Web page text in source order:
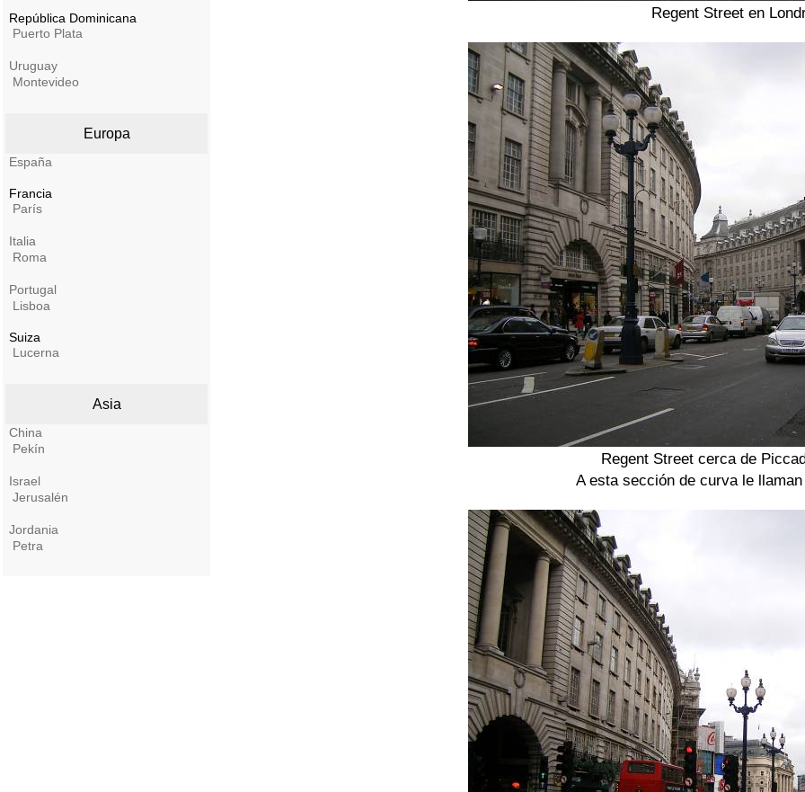
República Dominicana
Puerto Plata
Uruguay
Montevideo
Europa
España
Francia
París
Italia
Roma
Portugal
Lisboa
Suiza
Lucerna
Asia
China
Pekín
Israel
Jerusalén
Jordania
Petra
Regent Street en
Regent Street cerca de
A esta sección de curva le